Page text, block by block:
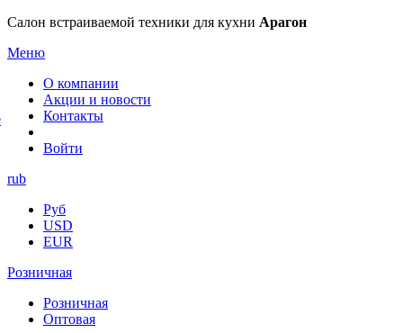
Салон встраиваемой техники для кухни Арагон
Меню
О компании
Акции и новости
Контакты
Войти
rub
Руб
USD
EUR
Розничная
Розничная
Оптовая